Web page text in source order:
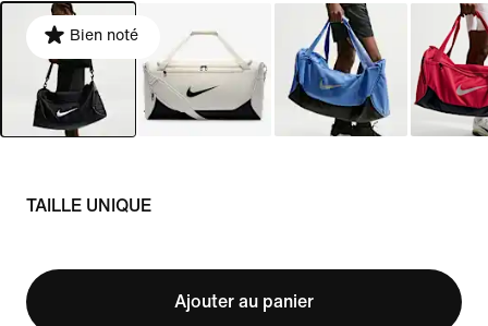
Bien noté
TAILLE UNIQUE
Ajouter au panier